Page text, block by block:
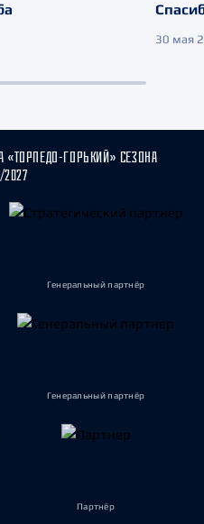
30 мая
ГОРЬКИЙ» СЕЗОНА
Генеральный партнёр
Генеральный партнёр
Партнёр